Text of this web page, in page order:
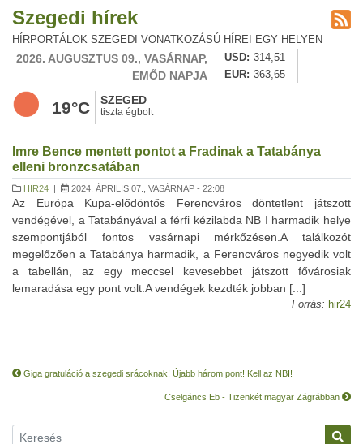
Szegedi hírek
HÍRPORTÁLOK SZEGEDI VONATKOZÁSÚ HÍREI EGY HELYEN
2026. AUGUSZTUS 09., VASÁRNAP,
EMŐD NAPJA
USD
314,51
EUR
363,65
19°C SZEGED
tiszta égbolt
Imre Bence mentett pontot a Fradinak a Tatabánya
elleni bronzcsatában
HIR24 | 2024. ÁPRILIS 07., VASÁRNAP - 22:08
Az Európa Kupa-elődöntős Ferencváros döntetlent játszott
vendégével, a Tatabányával a férfi kézilabda NB I harmadik helye
szempontjából fontos vasárnapi mérkőzésen.A találkozót
megelőzően a Tatabánya harmadik, a Ferencváros negyedik volt
a tabellán, az egy meccsel kevesebbet játszott fővárosiak
lemaradása egy pont volt.A vendégek kezdték jobban [...]
Forrás: hir24
Giga gratuláció a szegedi srácoknak! Újabb három pont! Kell az NBI!
Cselgáncs Eb - Tizenkét magyar Zágrábban